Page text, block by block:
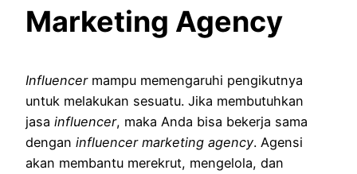
Marketing Agency
Influencer mampu memengaruhi pengikutnya
untuk melakukan sesuatu. Jika membutuhkan
jasa influencer, maka Anda bisa bekerja sama
dengan influencer marketing agency. Agensi
akan membantu merekrut, mengelola, dan